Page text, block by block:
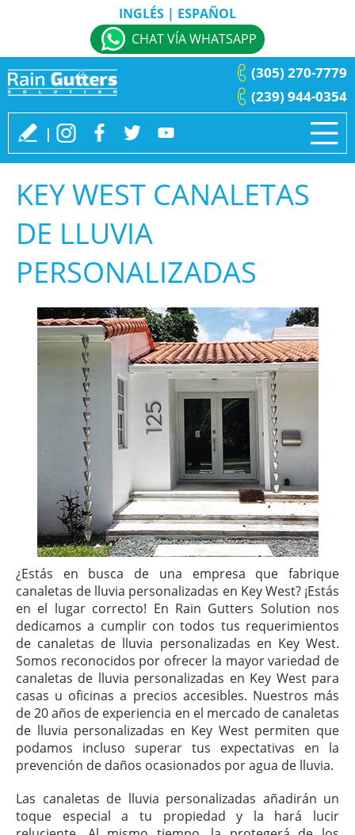
INGLÉS | ESPAÑOL
CHAT VÍA WHATSAPP
(239) 944-0354
(305) 270-7779
KEY WEST CANALETAS
DE LLUVIA
PERSONALIZADAS
¿Estás en busca de una empresa que fabrique
canaletas de lluvia personalizadas en Key West? ¡Estás
en el lugar correcto! En Rain Gutters Solution nos
dedicamos a cumplir con todos tus requerimientos
de canaletas de lluvia personalizadas en Key West.
Somos reconocidos por ofrecer la mayor variedad de
canaletas de lluvia personalizadas en Key West para
casas u oficinas a precios accesibles. Nuestros más
de 20 años de experiencia en el mercado de canaletas
de lluvia personalizadas en Key West permiten que
podamos incluso superar tus expectativas en la
prevención de daños ocasionados por agua de lluvia.
Las canaletas de lluvia personalizadas añadirán un
toque especial a tu propiedad y la hará lucir